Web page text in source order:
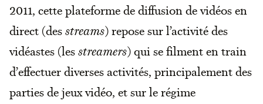
2011, cette plateforme de diffusion de vidéos en
direct (desstreams) repose sur l’activité des
vidéastes (lesstreamers) qui se filment en train
d’effectuer diverses activités, principalement des
parties de jeux vidéo, et sur le régime